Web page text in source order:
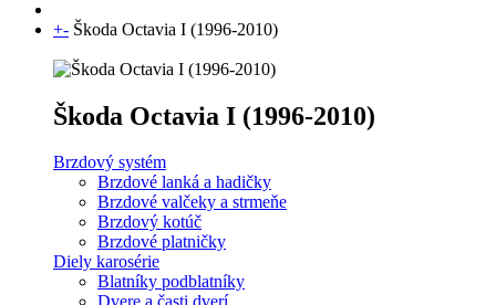
+- Škoda Octavia I (1996-2010)
Škoda Octavia I (1996-2010)
Brzdový systém
Brzdové lanká a hadičky
Brzdové valčeky a strmeňe
Brzdový kotúč
Brzdové platničky
Diely karosérie
Blatníky podblatníky